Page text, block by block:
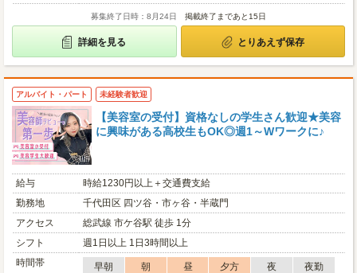
募集終了日時：8月24日 掲載終了まであと15日
詳細を見る とりあえず保存
アルバイト・パート 未経験者歓迎
【美容室の受付】資格なしの学生さん歓迎★美容
に興味がある高校生もOK◎週1～Wワークに♪
給与
時給1230円以上＋交通費支給
勤務地
千代田区 四ツ谷・市ヶ谷・半蔵門
アクセス
総武線 市ケ谷駅 徒歩 1分
シフト
週1日以上 1日3時間以上
時間帯
早朝 朝 昼 夕方 夜
夜勤